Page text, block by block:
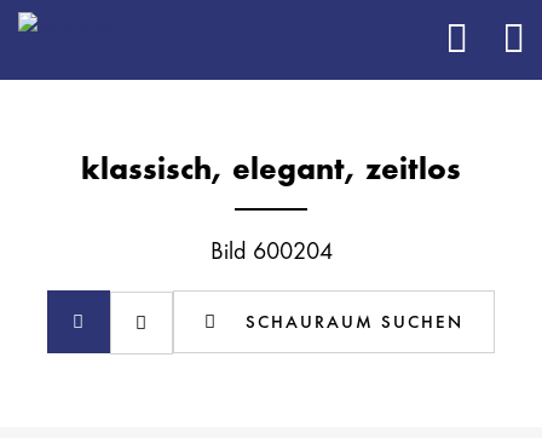
klassisch, elegant, zeitlos
Bild 600204
SCHAURAUM SUCHEN